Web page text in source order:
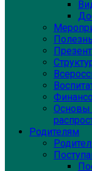
Основы
Родителям